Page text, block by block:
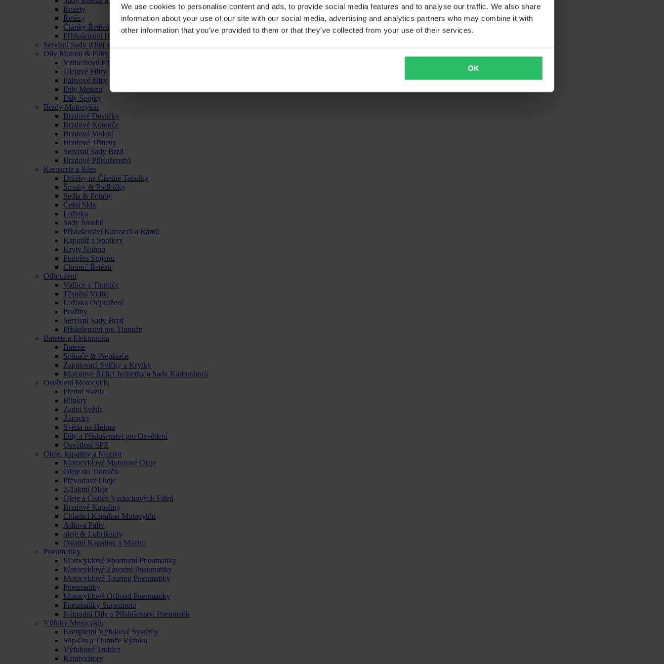
We use cookies to personalise content and ads, to provide social media features and to analyse our traffic. We also share
information about your use of our site with our social media, advertising and analytics partners who may combine it with
other information that you’ve provided to them or that they’ve collected from your use of their services.
OK
Rozety
Řetězy
Články Řetězů
Příslušenství Hnacího Ústrojí
Servisní Sady (Olej a Filtr)
Díly Motoru & Filtry
Vzduchové Filtry
Olejové Filtry
Palivové filtry
Díly Motoru
Díly Spojky
Brzdy Motocyklu
Brzdové Destičky
Brzdové Kotouče
Brzdová Vedení
Brzdové Třmeny
Servisní Sady Brzd
Brzdové Příslušenství
Karoserie a Rám
Držáky na Číselné Tabulky
Šrouby & Podložky
Sedla & Potahy
Čelní Skla
Ložiska
Sady Šroubů
Příslušenství Karoserií a Rámů
Kapotáž a Spoilery
Kryty Nohou
Podpěra Stojanu
Chránič Řetězu
Odpružení
Vidlice a Tlumiče
Těsnění Vidlic
Ložiska Odpružení
Pružiny
Servisní Sady Brzd
Příslušenství pro Tlumiče
Baterie a Elektronika
Baterie
Spínače & Přepínače
Zapalovací Svíčky a Krytky
Motorové Řídicí Jednotky a Sady Karburátorů
Osvětlení Motocyklu
Přední Světla
Blinkry
Zadní Světla
Žárovky
Světla na Helmu
Díly a Příslušenství pro Osvětlení
Osvětlení SPZ
Oleje, kapaliny a Maziva
Motocyklové Motorové Oleje
Oleje do Tlumičů
Převodové Oleje
2-Taktní Oleje
Oleje a Čističe Vzduchových Filtrů
Brzdové Kapaliny
Chladicí Kapalina Motocyklu
Aditiva Paliv
oleje & Lubrikanty
Ostatní Kapaliny a Maziva
Pneumatiky
Motocyklové Sportovní Pneumatiky
Motocyklové Závodní Pneumatiky
Motocyklové Touring Pneumatiky
Pneumatiky
Motocyklové Offroad Pneumatiky
Pneumatiky Supermoto
Náhradní Díly a Příslušenství Pneumatik
Výfuky Motocyklu
Kompletní Výfukové Systémy
Slip-On a Tlumiče Výfuku
Výfukové Trubice
Katalyzátory